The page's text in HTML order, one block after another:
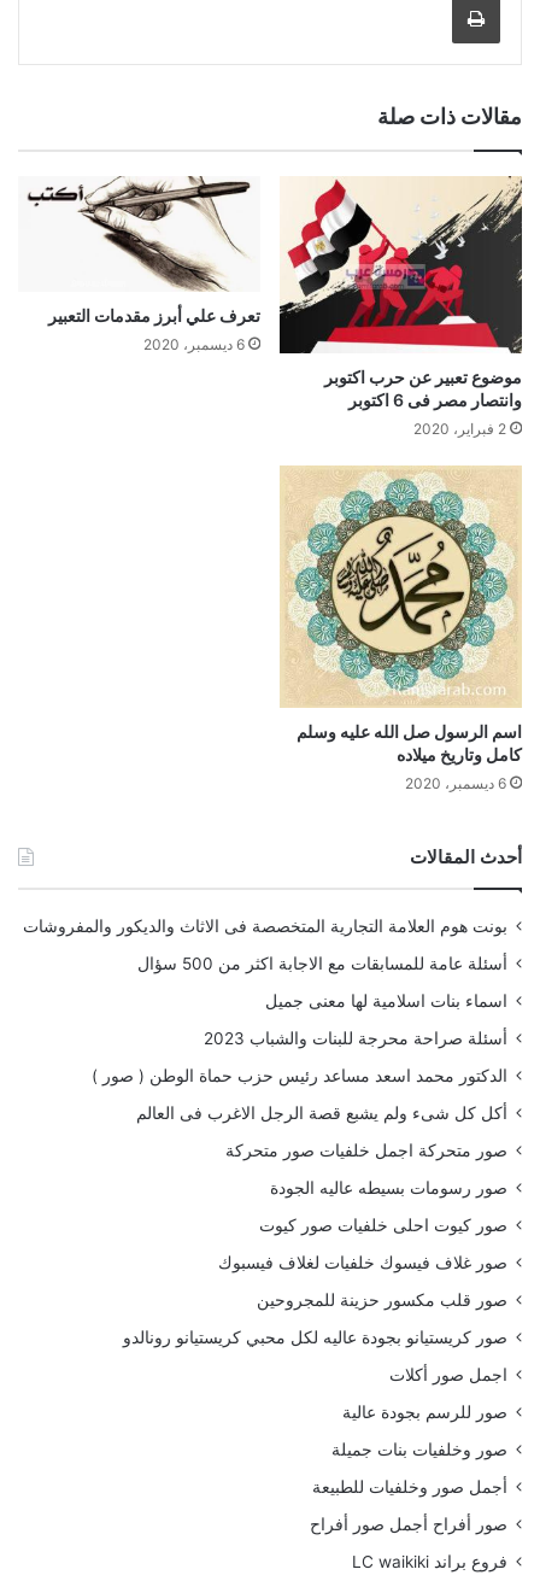
مقالات ذات صلة
موضوع تعبير عن حرب اكتوبر
وانتصار مصر فى 6 اكتوبر
2 فبراير، 2020
تعرف علي أبرز مقدمات التعبير
6 ديسمبر، 2020
اسم الرسول صل الله عليه وسلم
كامل وتاريخ ميلاده
6 ديسمبر، 2020
أحدث المقالات
بونت هوم العلامة التجارية المتخصصة فى الاثاث والديكور والمفروشات
أسئلة عامة للمسابقات مع الاجابة اكثر من 500 سؤال
اسماء بنات اسلامية لها معنى جميل
أسئلة صراحة محرجة للبنات والشباب 2023
الدكتور محمد اسعد مساعد رئيس حزب حماة الوطن ( صور )
أكل كل شىء ولم يشبع قصة الرجل الاغرب فى العالم
صور متحركة اجمل خلفيات صور متحركة
صور رسومات بسيطه عاليه الجودة
صور كيوت احلى خلفيات صور كيوت
صور غلاف فيسوك خلفيات لغلاف فيسبوك
صور قلب مكسور حزينة للمجروحين
صور كريستيانو بجودة عاليه لكل محبي كريستيانو رونالدو
اجمل صور أكلات
صور للرسم بجودة عالية
صور وخلفيات بنات جميلة
أجمل صور وخلفيات للطبيعة
صور أفراح أجمل صور أفراح
فروع براند LC waikiki